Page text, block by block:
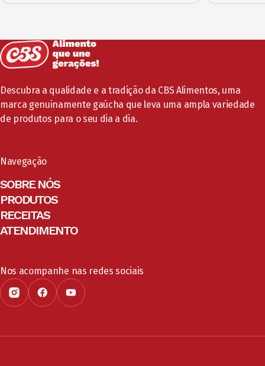
Descubra a qualidade e a tradição da CBS Alimentos, uma
marca genuinamente gaúcha que leva uma ampla variedade
de produtos para o seu dia a dia.
Navegação
SOBRE NÓS
PRODUTOS
RECEITAS
ATENDIMENTO
Nos acompanhe nas redes sociais